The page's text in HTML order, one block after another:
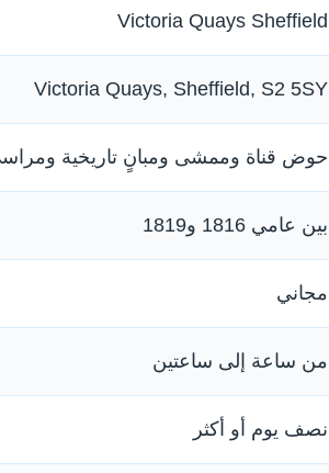
Victoria Quays Sheffield
Victoria Quays, Sheffield, S2 5SY
حوض قناة وممشى ومبانٍ تاريخية
بين عامي 1816 و1819
مجاني
من ساعة إلى ساعتين
نصف يوم أو أكثر